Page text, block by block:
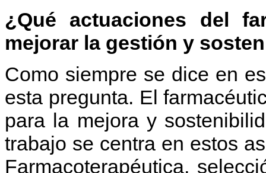
¿Qué actuaciones del
mejorar la gestión y
Como siempre se dice en
esta pregunta. El
para la mejora y
trabajo se centra en estos
Farmacoterapéutica,